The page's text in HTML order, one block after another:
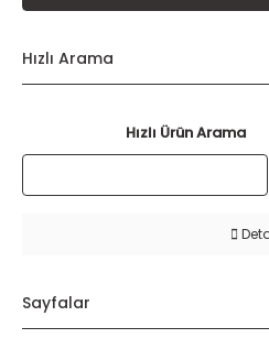
Hızlı Arama
Hızlı Ürün Arama
Sayfalar